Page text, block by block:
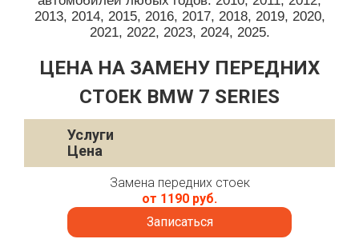
2013, 2014, 2015, 2016, 2017, 2018, 2019, 2020,
2021, 2022, 2023, 2024, 2025.
ЦЕНА НА ЗАМЕНУ ПЕРЕДНИХ
СТОЕК BMW 7 SERIES
Услуги
Цена
Замена передних стоек
от 1190 руб.
Записаться